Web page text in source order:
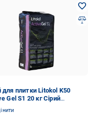
для плитки Litokol K50
Gel S1 20 кг Сірий